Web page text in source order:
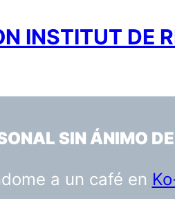
INSTITUT DE
SIN ÁNIMO
a un café en